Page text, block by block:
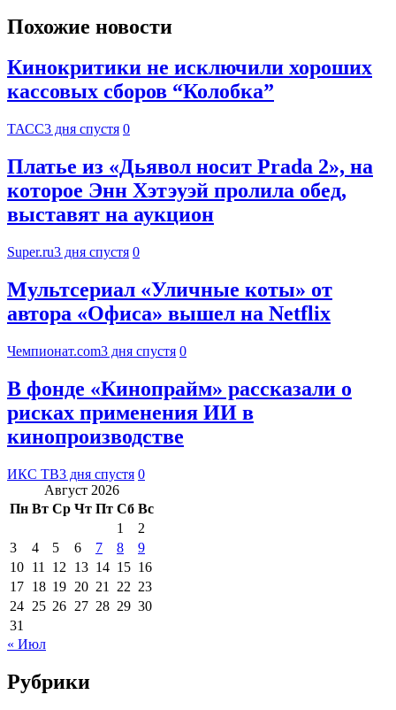
Похожие новости
Кинокритики не исключили хороших
кассовых сборов “Колобка”
ТАСС3 дня спустя 0
Платье из «Дьявол носит Prada 2», на
которое Энн Хэтэуэй пролила обед,
выставят на аукцион
Super.ru3 дня спустя 0
Мультсериал «Уличные коты» от
автора «Офиса» вышел на Netflix
Чемпионат.com3 дня спустя 0
В фонде «Кинопрайм» рассказали о
рисках применения ИИ в
кинопроизводстве
ИКС ТВ3 дня спустя 0
Август 2026
Пн Вт Ср Чт Пт Сб Вс
1
2
3
4 5 6 7 8
9
10 11 12 13 14 15 16
17 18 19 20 21 22 23
24 25 26 27 28 29 30
31
« Июл
Рубрики